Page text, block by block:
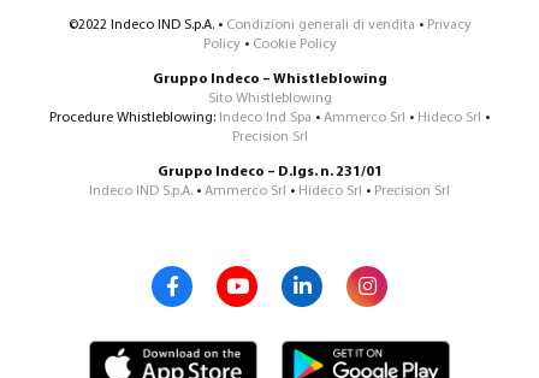
©2022 Indeco IND S.p.A. • Condizioni generali di vendita • Privacy
Policy• Cookie Policy
Gruppo Indeco – Whistleblowing
Sito Whistleblowing
Procedure Whistleblowing: Indeco Ind Spa • Ammerco Srl • Hideco Srl •
Precision Srl
Gruppo Indeco – D.lgs. n. 231/01
Indeco IND S.p.A. • Ammerco Srl • Hideco Srl • Precision Srl